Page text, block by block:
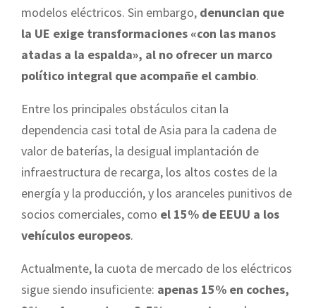
modelos eléctricos. Sin embargo, denuncian que
la UE exige transformaciones «con las manos
atadas a la espalda», al no ofrecer un marco
político integral que acompañe el cambio.
Entre los principales obstáculos citan la
dependencia casi total de Asia para la cadena de
valor de baterías, la desigual implantación de
infraestructura de recarga, los altos costes de la
energía y la producción, y los aranceles punitivos de
socios comerciales, como el 15% de EEUU a los
vehículos europeos.
Actualmente, la cuota de mercado de los eléctricos
sigue siendo insuficiente: apenas 15% en coches,